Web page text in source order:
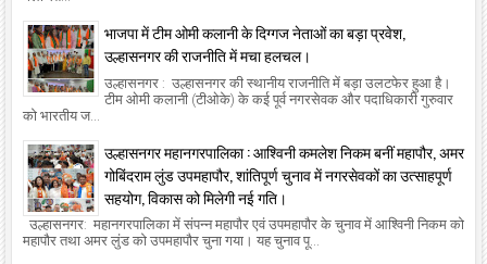
भाजपा में टीम ओमी कलानी के दिग्गज नेताओं का बड़ा प्रवेश,
उल्हासनगर की राजनीति में मचा हलचल।
उल्हासनगर : उल्हासनगर की स्थानीय राजनीति में बड़ा उलटफेर हुआ है।
टीम ओमी कलानी (टीओके) के कई पूर्व नगरसेवक और पदाधिकारी गुरुवार
को भारतीय ज...
उल्हासनगर महानगरपालिका : आश्विनी कमलेश निकम बनीं महापौर, अमर
गोबिंदराम लुंड उपमहापौर, शांतिपूर्ण चुनाव में नगरसेवकों का उत्साहपूर्ण
सहयोग, विकास को मिलेगी नई गति।
उल्हासनगर: महानगरपालिका में संपन्न महापौर एवं उपमहापौर के चुनाव में आश्विनी निकम को
महापौर तथा अमर लुंड को उपमहापौर चुना गया। यह चुनाव पू...